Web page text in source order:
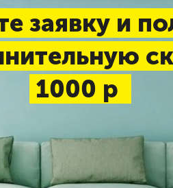
заявку и
1000 р